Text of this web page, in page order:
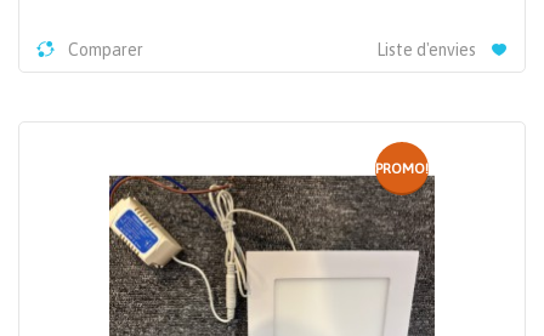
Liste d'envies
Comparer
PROMO!